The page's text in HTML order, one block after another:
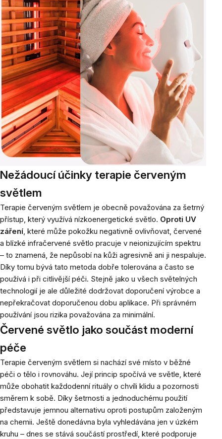
Nežádoucí účinky terapie červeným
světlem
Terapie červeným světlem je obecně považována za šetrný
přístup, který využívá nízkoenergetické světlo. Oproti UV
záření, které může pokožku negativně ovlivňovat, červené
a blízké infračervené světlo pracuje v neionizujícím spektru
– to znamená, že nepůsobí na kůži agresivně ani ji nespaluje.
Díky tomu bývá tato metoda dobře tolerována a často se
používá i při citlivější péči. Stejně jako u všech světelných
technologií je ale důležité dodržovat doporučení výrobce a
nepřekračovat doporučenou dobu aplikace. Při správném
používání jsou rizika považována za minimální.
Červené světlo jako součást moderní
péče
Terapie červeným světlem si nachází své místo v běžné
péči o tělo i rovnováhu. Její princip spočívá ve světle, které
může obohatit každodenní rituály o chvíli klidu a pozornosti
směrem k sobě. Díky šetrnosti a jednoduchému použití
představuje jemnou alternativu oproti postupům založeným
na chemii. Ještě donedávna byla vyhledávána jen v úzkém
kruhu – dnes se stává součástí prostředí, které podporuje